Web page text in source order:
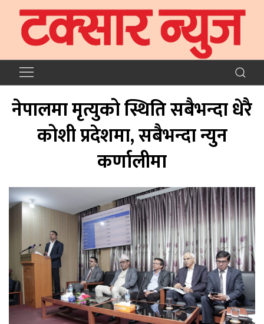
नेपालमा मृत्युको स्थिति सबैभन्दा धेरै
कोशी प्रदेशमा, सबैभन्दा न्युन
कर्णालीमा